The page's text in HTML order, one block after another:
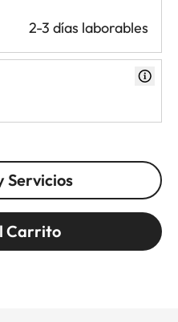
2-3 días laborables
Servicios
Carrito